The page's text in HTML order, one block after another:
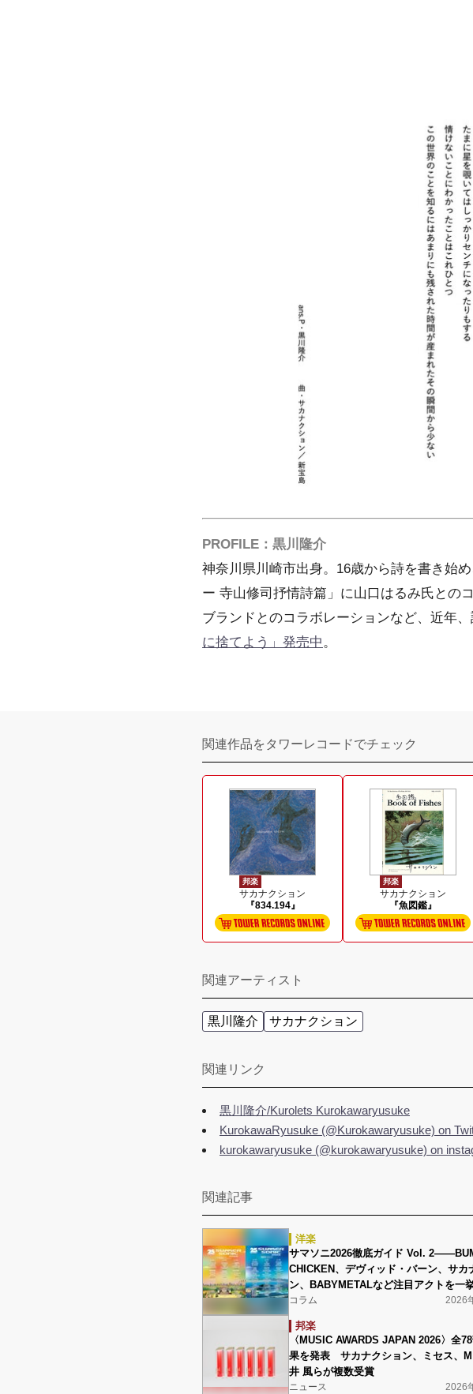
PROFILE：黒川隆介
神奈川県川崎市出身。16歳から詩を書き始
ー 寺山修司抒情詩篇」に山口はるみ氏との
ブランドとのコラボレーションなど、近年、
に捨てよう」発売中。
関連作品をタワーレコードでチェック
邦楽
サカナクション
『834.194』
邦楽
サカナクション
『魚図鑑』
関連アーティスト
黒川隆介 サカナクション
関連リンク
黒川隆介/Kurolets Kurokawaryusuke
KurokawaRyusuke (@Kurokawaryusuke) on
kurokawaryusuke (@kurokawaryusuke) on
関連記事
洋楽
サマソニ2026徹底ガイド Vol.
CHICKEN、デヴィッド・バーン、サカ
ン、BABYMETALなど注目アクトを一
コラム 2026
邦楽
〈MUSIC AWARDS JAPAN 2026〉全
果を発表 サカナクション、ミセス、
井 風らが複数受賞
ニュース 2026